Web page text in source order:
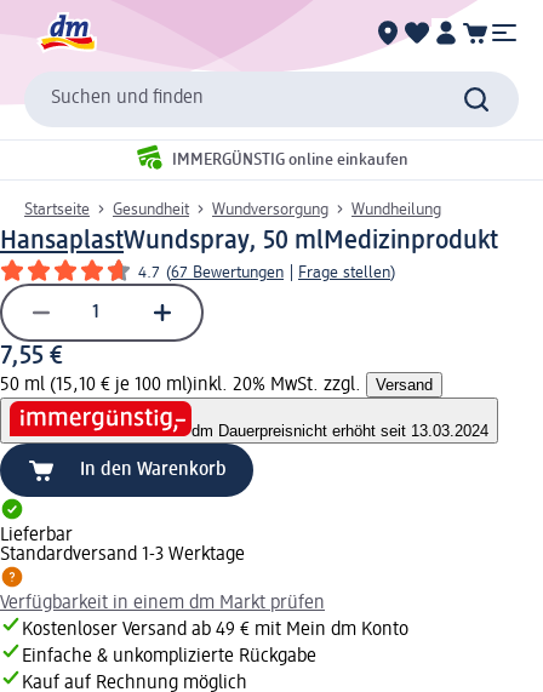
Suchen und finden
IMMERGÜNSTIG online einkaufen
Startseite Gesundheit Wundversorgung Wundheilung
HansaplastWundspray, 50 mlMedizinprodukt
4.7 (67 Bewertungen Frage stellen)
7,55 €
50 ml (15,10 € je 100 ml)inkl. 20% MwSt. zzgl. Versand
dm Dauerpreisnicht erhöht seit 13.03.2024
In den Warenkorb
Lieferbar
Standardversand 1-3 Werktage
Verfügbarkeit in einem dm Markt prüfen
Kostenloser Versand ab 49 € mit Mein dm Konto
Einfache & unkomplizierte Rückgabe
Kauf auf Rechnung möglich